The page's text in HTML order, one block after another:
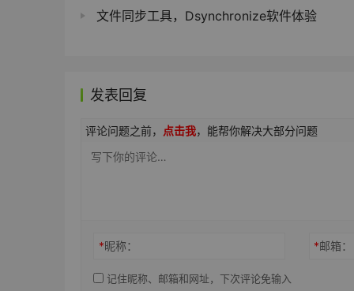
文件同步工具，Dsynchronize软件体验
发表回复
评论问题之前， 点击我，能帮你解决大部分问题
*昵称： *邮箱：
记住昵称、邮箱和网址，下次评论免输入